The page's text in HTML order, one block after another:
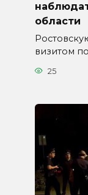
области
визитом
25